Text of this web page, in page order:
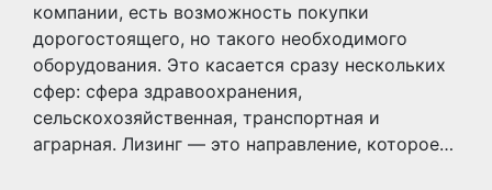
компании, есть возможность покупки
дорогостоящего, но такого необходимого
оборудования. Это касается сразу нескольких
сфер: сфера здравоохранения,
сельскохозяйственная, транспортная и
аграрная. Лизинг — это направление, которое…